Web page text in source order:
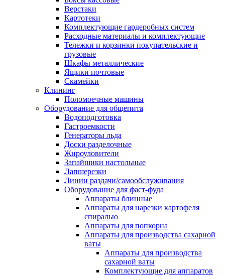
Верстаки
Картотеки
Комплектующие гардеробных систем
Расходные материалы и комплектующие
Тележки и корзинки покупательские и
грузовые
Шкафы металлические
Ящики почтовые
Скамейки
Клининг
Поломоечные машины
Оборудование для общепита
Водоподготовка
Гастроемкости
Генераторы льда
Доски разделочные
Жироуловители
Запайщики настольные
Лапшерезки
Линии раздачи/самообслуживания
Оборудование для фаст-фуда
Аппараты блинные
Аппараты для нарезки картофеля
спиралью
Аппараты для попкорна
Аппараты для производства сахарной
ваты
Аппараты для производства
сахарной ваты
Комплектующие для аппаратов